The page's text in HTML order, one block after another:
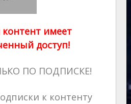
имеет
доступ!
ПО ПОДПИСКЕ!
к контенту